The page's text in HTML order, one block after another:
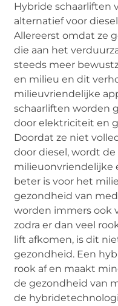
Hybride schaarliften
alternatief voor
Allereerst omdat ze
die aan het
steeds meer
en milieu en dit
milieuvriendelijke
schaarliften worden
door elektriciteit en
Doordat ze niet
door diesel, wordt
milieuonvriendelijke
beter is voor het
gezondheid van
worden immers ook
zodra er dan veel
lift afkomen, is dit
gezondheid. Een
rook af en maakt
de gezondheid van
de